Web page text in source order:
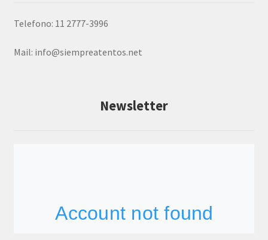
Telefono: 11 2777-3996
Mail: info@siempreatentos.net
Newsletter